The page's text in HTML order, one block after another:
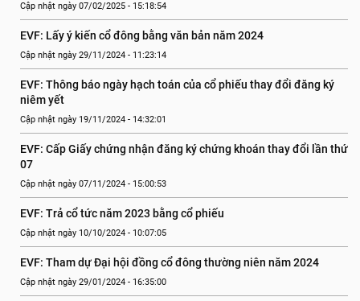
Cập nhật ngày 07/02/2025 - 15:18:54
EVF: Lấy ý kiến cổ đông bằng văn bản năm 2024
Cập nhật ngày 29/11/2024 - 11:23:14
EVF: Thông báo ngày hạch toán của cổ phiếu thay đổi đăng ký
niêm yết
Cập nhật ngày 19/11/2024 - 14:32:01
EVF: Cấp Giấy chứng nhận đăng ký chứng khoán thay đổi lần thứ
07
Cập nhật ngày 07/11/2024 - 15:00:53
EVF: Trả cổ tức năm 2023 bằng cổ phiếu
Cập nhật ngày 10/10/2024 - 10:07:05
EVF: Tham dự Đại hội đồng cổ đông thường niên năm 2024
Cập nhật ngày 29/01/2024 - 16:35:00